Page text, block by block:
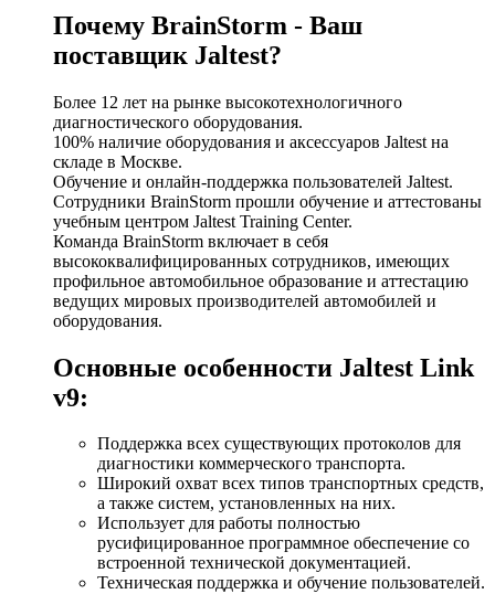
Почему BrainStorm - Ваш
поставщик Jaltest?
Более 12 лет на рынке высокотехнологичного
диагностического оборудования.
100% наличие оборудования и аксессуаров Jaltest на
складе в Москве.
Обучение и онлайн-поддержка пользователей Jaltest.
Сотрудники BrainStorm прошли обучение и аттестованы
учебным центром Jaltest Training Center.
Команда BrainStorm включает в себя
высококвалифицированных сотрудников, имеющих
профильное автомобильное образование и аттестацию
ведущих мировых производителей автомобилей и
оборудования.
Основные особенности Jaltest Link
v9:
Поддержка всех существующих протоколов для
диагностики коммерческого транспорта.
Широкий охват всех типов транспортных средств,
а также систем, установленных на них.
Использует для работы полностью
русифицированное программное обеспечение со
встроенной технической документацией.
Техническая поддержка и обучение пользователей.